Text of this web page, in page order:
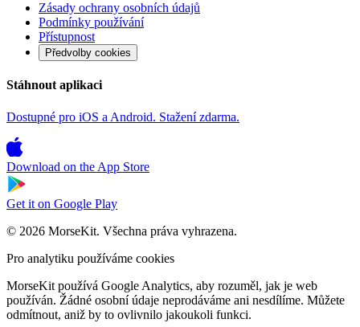
Zásady ochrany osobních údajů
Podmínky používání
Přístupnost
Předvolby cookies
Stáhnout aplikaci
Dostupné pro iOS a Android. Stažení zdarma.
Download on the App Store
Get it on Google Play
© 2026 MorseKit. Všechna práva vyhrazena.
Pro analytiku používáme cookies
MorseKit používá Google Analytics, aby rozuměl, jak je web
používán. Žádné osobní údaje neprodáváme ani nesdílíme. Můžete
odmítnout, aniž by to ovlivnilo jakoukoli funkci.